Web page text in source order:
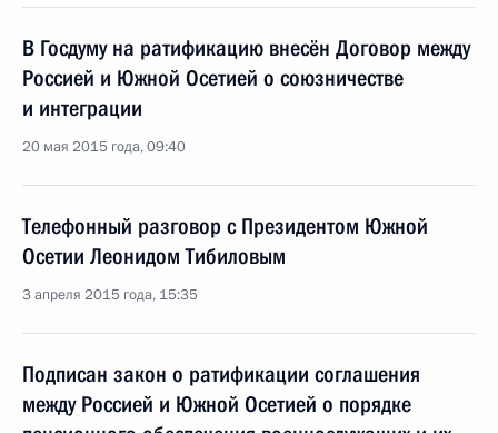
В Госдуму на ратификацию внесён Договор между
Россией и Южной Осетией о союзничестве
и интеграции
20 мая 2015 года, 09:40
Телефонный разговор с Президентом Южной
Осетии Леонидом Тибиловым
3 апреля 2015 года, 15:35
Подписан закон о ратификации соглашения
между Россией и Южной Осетией о порядке